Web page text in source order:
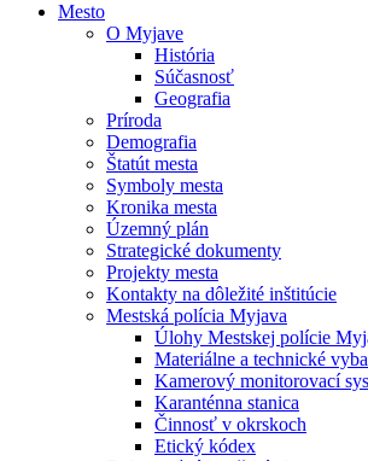
Mesto
O Myjave
História
Súčasnosť
Geografia
Príroda
Demografia
Štatút mesta
Symboly mesta
Kronika mesta
Územný plán
Strategické dokumenty
Projekty mesta
Kontakty na dôležité inštitúcie
Mestská polícia Myjava
Úlohy Mestskej polície
Materiálne a technické
Kamerový monitorovací
Karanténna stanica
Činnosť v okrskoch
Etický kódex